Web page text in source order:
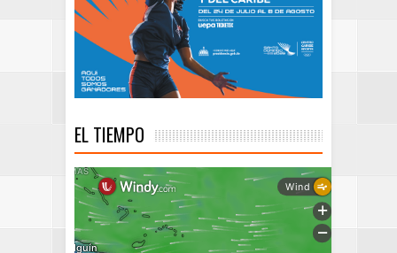
EL TIEMPO